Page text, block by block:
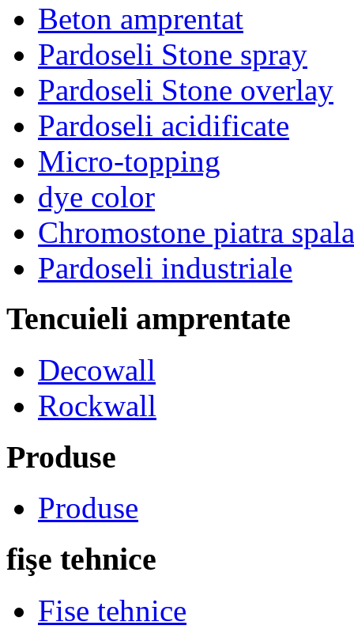
Beton amprentat
Pardoseli Stone spray
Pardoseli Stone overlay
Pardoseli acidificate
Micro-topping
dye color
Chromostone piatra
Pardoseli industriale
Tencuieli amprentate
Decowall
Rockwall
Produse
Produse
fişe tehnice
Fise tehnice